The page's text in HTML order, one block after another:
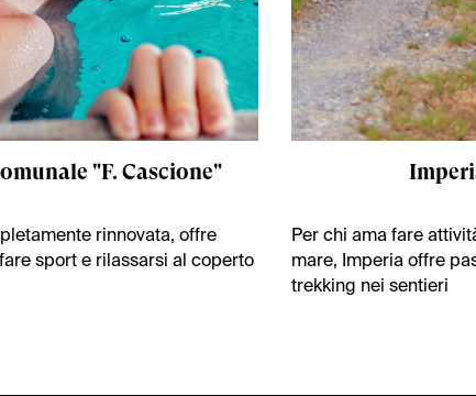
"F. Cascione"
rinnovata, offre
sport e rilassarsi al coperto
Per chi ama fare
mare, Imperia offre
trekking nei sentieri